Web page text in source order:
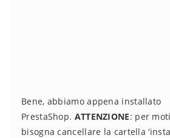
Bene, abbiamo appena installato
PrestaShop. ATTENZIONE: per
bisogna cancellare la cartella